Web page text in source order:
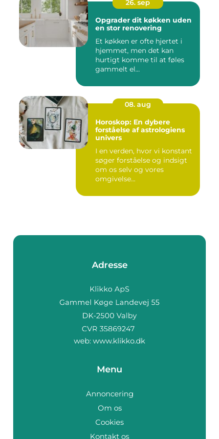
26. sep
Opgrader dit køkken uden
en stor renovering
Et køkken er ofte hjertet i
hjemmet, men det kan
hurtigt komme til at føles
gammelt el...
08. aug
Horoskop: En dybere
forståelse af astrologiens
univers
I en verden, hvor vi konstant
søger forståelse og indsigt
om os selv og vores
omgivelse...
Adresse
web: www.klikko.dk
Menu
Annoncering
Om os
Cookies
Kontakt os